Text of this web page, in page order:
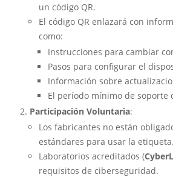
un código QR.
El código QR enlazará con
como:
Instrucciones para cambiar
Pasos para configurar el
Información sobre
El período mínimo de soporte
Participación Voluntaria:
Los fabricantes no están
estándares para usar la etiqueta.
Laboratorios acreditados (
requisitos de ciberseguridad.